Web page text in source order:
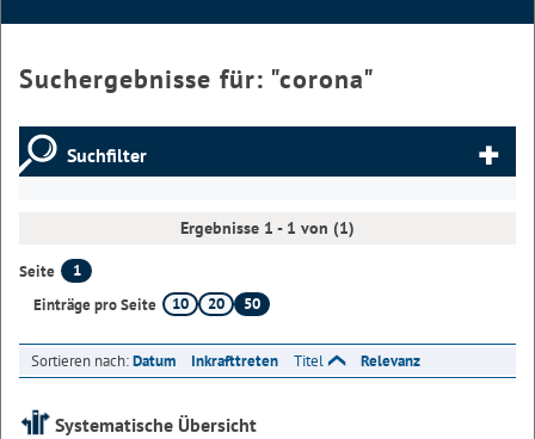
Suchergebnisse für: "corona"
Suchfilter
Ergebnisse 1 - 1 von (1)
Seite
1
Einträge pro Seite
10 20 50
Sortieren nach:Datum Inkrafttreten Titel Relevanz
Systematische Übersicht